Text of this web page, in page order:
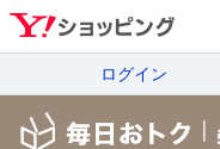
ログイン